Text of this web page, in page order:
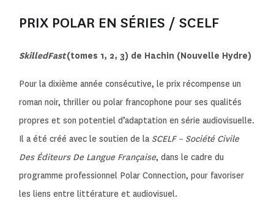
PRIX POLAR EN SÉRIES / SCELF
SkilledFast(tomes 1, 2, 3) de Hachin (Nouvelle Hydre)
Pour la dixième année consécutive, le prix récompense un
roman noir, thriller ou polar francophone pour ses qualités
propres et son potentiel d’adaptation en série audiovisuelle.
Il a été créé avec le soutien de la SCELF – Société Civile
Des Éditeurs De Langue Française, dans le cadre du
programme professionnel Polar Connection, pour favoriser
les liens entre littérature et audiovisuel.